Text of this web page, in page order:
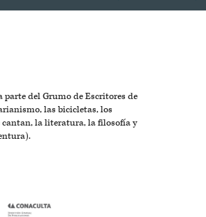
parte del Grumo de Escritores de
las bicicletas, los
la literatura, la filosofía y